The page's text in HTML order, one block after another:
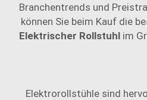
Branchentrends und
können Sie beim Kauf die
Elektrischer Rollstuhl im
Elektrorollstühle sind